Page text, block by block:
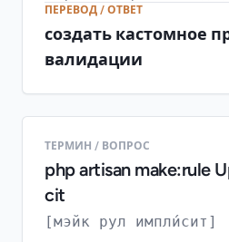
ПЕРЕВОД / ОТВЕТ
создать кастомное
валидации
ТЕРМИН / ВОПРОС
php artisan make:rule
cit
[мэйк рул импли́сит]